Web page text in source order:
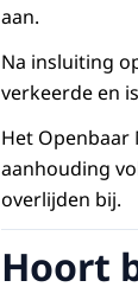
aan.
Na insluiting
verkeerde en
Het Openbaar
aanhouding
overlijden bij.
Hoort